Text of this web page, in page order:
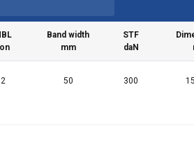
Band width
mm
STF
daN
2 50 300